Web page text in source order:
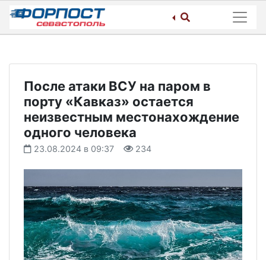
Skip
content
После атаки ВСУ на паром в
порту «Кавказ» остается
неизвестным местонахождение
одного человека
23.08.2024 в 09:37 234